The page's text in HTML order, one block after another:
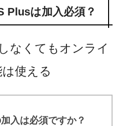
Plusは加入必須？
なくてもオンライ
使える
入は必須ですか？